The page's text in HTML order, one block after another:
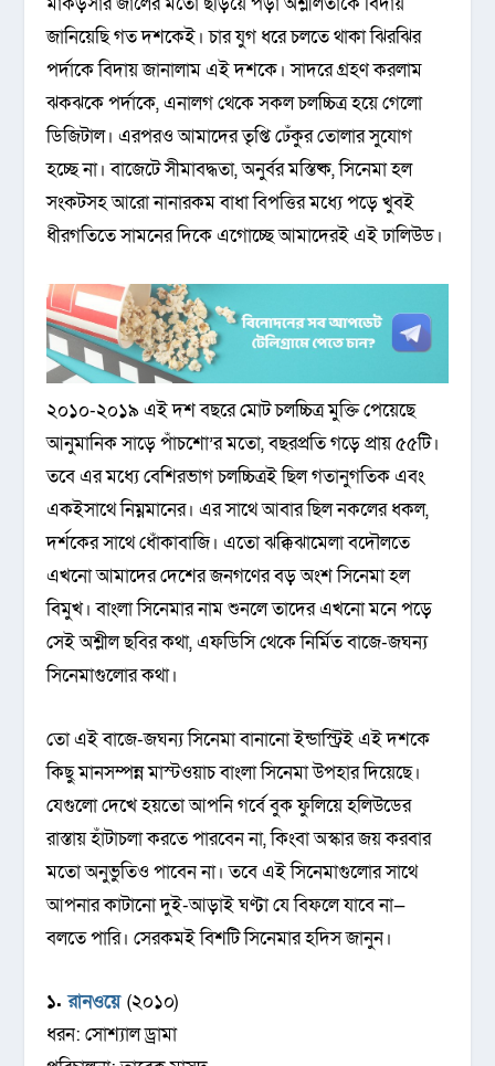
জানিয়েছি গত দশকেই। চার যুগ ধরে চলতে থাকা ঝিরঝির
পর্দাকে বিদায় জানালাম এই দশকে। সাদরে গ্রহণ করলাম
ঝকঝকে পর্দাকে, এনালগ থেকে সকল চলচ্চিত্র হয়ে গেলো
ডিজিটাল। এরপরও আমাদের তৃপ্তি ঢেঁকুর তোলার সুযোগ
হচ্ছে না। বাজেটে সীমাবদ্ধতা, অনুর্বর মস্তিষ্ক, সিনেমা হল
সংকটসহ আরো নানারকম বাধা বিপত্তির মধ্যে পড়ে খুবই
ধীরগতিতে সামনের দিকে এগোচ্ছে আমাদেরই এই ঢালিউড।
২০১০-২০১৯ এই দশ বছরে মোট চলচ্চিত্র মুক্তি পেয়েছে
আনুমানিক সাড়ে পাঁচশো’র মতো, বছরপ্রতি গড়ে প্রায় ৫৫টি।
তবে এর মধ্যে বেশিরভাগ চলচ্চিত্রই ছিল গতানুগতিক এবং
একইসাথে নিম্নমানের। এর সাথে আবার ছিল নকলের ধকল,
দর্শকের সাথে ধোঁকাবাজি। এতো ঝক্কিঝামেলা বদৌলতে
এখনো আমাদের দেশের জনগণের বড় অংশ সিনেমা হল
বিমুখ। বাংলা সিনেমার নাম শুনলে তাদের এখনো মনে পড়ে
সেই অশ্লীল ছবির কথা, এফডিসি থেকে নির্মিত বাজে-জঘন্য
সিনেমাগুলোর কথা।
তো এই বাজে-জঘন্য সিনেমা বানানো ইন্ডাস্ট্রিই এই দশকে
কিছু মানসম্পন্ন মাস্টওয়াচ বাংলা সিনেমা উপহার দিয়েছে।
যেগুলো দেখে হয়তো আপনি গর্বে বুক ফুলিয়ে হলিউডের
রাস্তায় হাঁটাচলা করতে পারবেন না, কিংবা অস্কার জয় করবার
মতো অনুভুতিও পাবেন না। তবে এই সিনেমাগুলোর সাথে
আপনার কাটানো দুই-আড়াই ঘণ্টা যে বিফলে যাবে না—
বলতে পারি। সেরকমই বিশটি সিনেমার হদিস জানুন।
১.রানওয়ে(২০১০)
ধরন: সোশ্যাল ড্রামা